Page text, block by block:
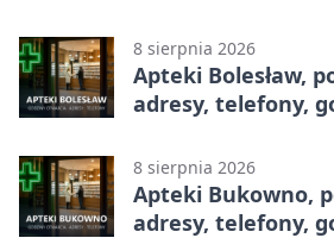
8 sierpnia 2026
Apteki Bolesław,
adresy, telefony,
8 sierpnia 2026
Apteki Bukowno,
adresy, telefony,